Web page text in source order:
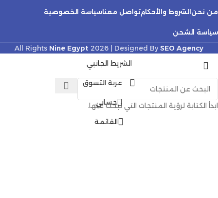
من نحن الشروط والأحكامتواصل معناسياسة الخصوصية
سياسة الشحن
All Rights Nine Egypt 2026 | Designed BySEO Agency
ابدأ الكتابة لرؤية المنتجات التي تبحث عنها.
الشريط الجانبي
عربة التسوق
حسابي
القائمة